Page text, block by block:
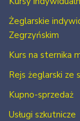
Żeglarskie
Zegrzyńskim
Kurs na sternika
Rejs żeglarski ze
Kupno-sprzedaż
Usługi szkutnicze